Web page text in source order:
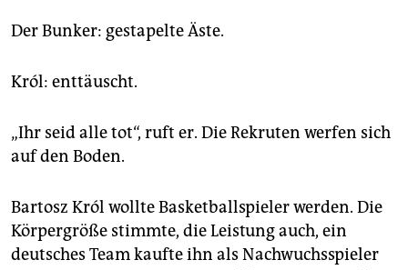
Der Bunker: gestapelte Äste.
Król: enttäuscht.
„Ihr seid alle tot“, ruft er. Die Rekruten werfen sich
auf den Boden.
Bartosz Król wollte Basketballspieler werden. Die
Körpergröße stimmte, die Leistung auch, ein
deutsches Team kaufte ihn als Nachwuchsspieler